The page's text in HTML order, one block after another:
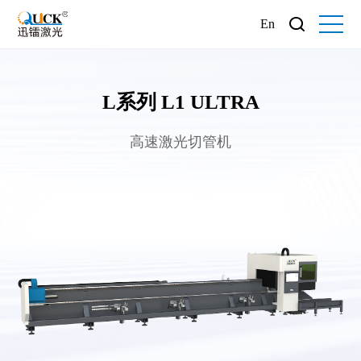
En
L系列 L1 ULTRA
高速激光切管机